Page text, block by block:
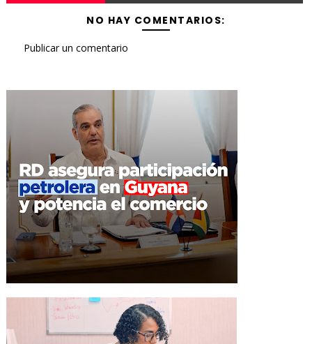
NO HAY COMENTARIOS:
Publicar un comentario